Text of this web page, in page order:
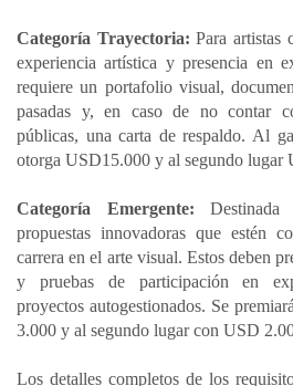
Categoría Trayectoria: Para artistas
experiencia artística y presencia en
requiere un portafolio visual,
pasadas y, en caso de no contar
públicas, una carta de respaldo. Al
otorga USD15.000 y al segundo lugar
Categoría Emergente:
propuestas innovadoras que estén
carrera en el arte visual. Estos deben
y pruebas de participación en
proyectos autogestionados. Se
3.000 y al segundo lugar con USD
Los detalles completos de los